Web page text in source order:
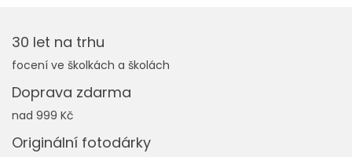
30 let na trhu
focení ve školkách a školách
Doprava zdarma
nad 999 Kč
Originální fotodárky